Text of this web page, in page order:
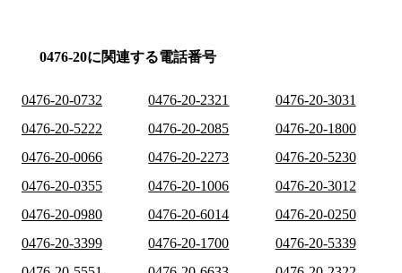
0476-20に関連する電話番号
0476-20-0732 0476-20-2321
0476-20-3031
0476-20-5222
0476-20-2085
0476-20-1800
0476-20-0066
0476-20-2273
0476-20-5230
0476-20-0355
0476-20-1006
0476-20-3012
0476-20-0980
0476-20-6014
0476-20-0250
0476-20-3399
0476-20-1700
0476-20-5339